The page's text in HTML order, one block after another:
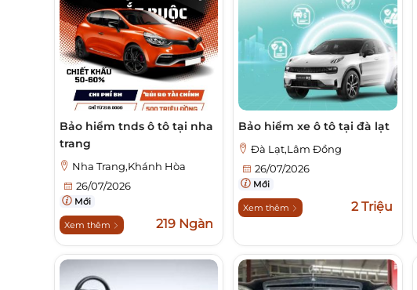
Bảo hiểm tnds ô tô tại nha
trang
Nha Trang,Khánh Hòa
26/07/2026
Mới
Xem thêm 219 Ngàn
Bảo hiểm xe ô tô tại đà lạt
Đà Lạt,Lâm Đồng
26/07/2026
Mới
Xem thêm 2 Triệu